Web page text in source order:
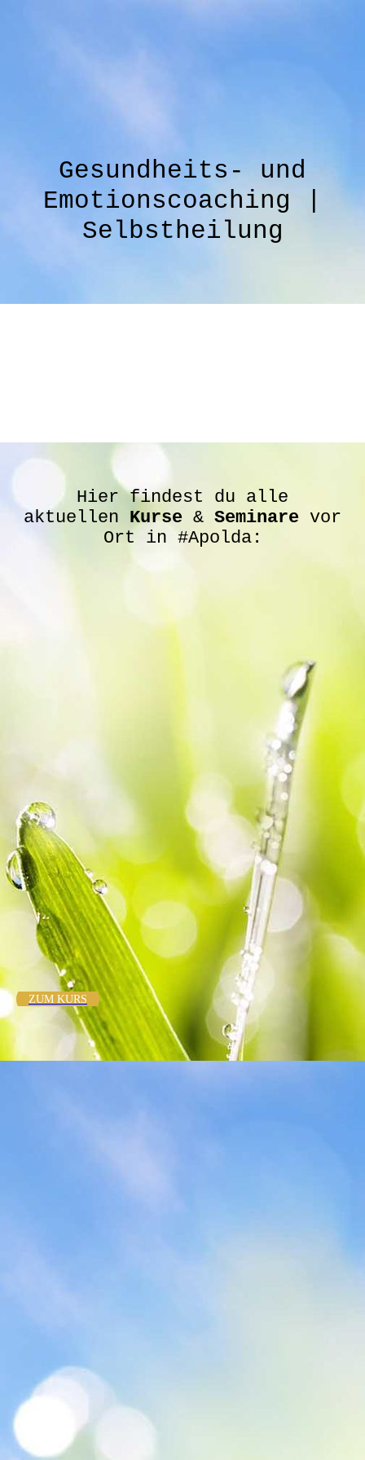
Gesundheits- und
Emotionscoaching |
Selbstheilung
Hier findest du alle
aktuellen Kurse & Seminare vor
Ort in #Apolda:
KURS: Achtsamkeit und Meditation
ZUM KURS